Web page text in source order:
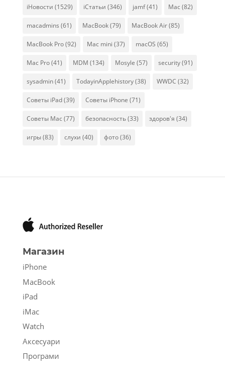
iНовости (1529) iСтатьи (346) jamf(41) Mac (82)
macadmins (61) MacBook(79) MacBook Air(85)
MacBook Pro(92) Mac mini (37) macOS (65)
Mac Pro(41) MDM (134) Mosyle (57) security(91)
sysadmin(41) TodayinApplehistory(38) WWDC (32)
Советы iPad(39) Советы iPhone (71)
Советы Mac (77) безопасность(33) здоров'я (34)
игры(83) слухи (40) фото(36)
Магазин
iPhone
MacBook
iPad
iMac
Watch
Аксесуари
Програми